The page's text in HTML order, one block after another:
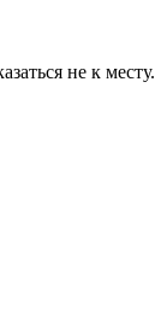
не к месту.